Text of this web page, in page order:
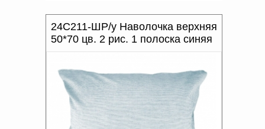
24С211-ШР/у Наволочка верхняя
50*70 цв. 2 рис. 1 полоска синяя